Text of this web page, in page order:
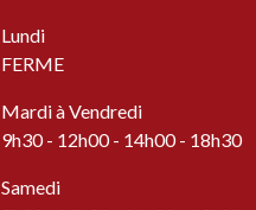
Lundi
FERME
Mardi à Vendredi
9h30 - 12h00 - 14h00 - 18h30
Samedi